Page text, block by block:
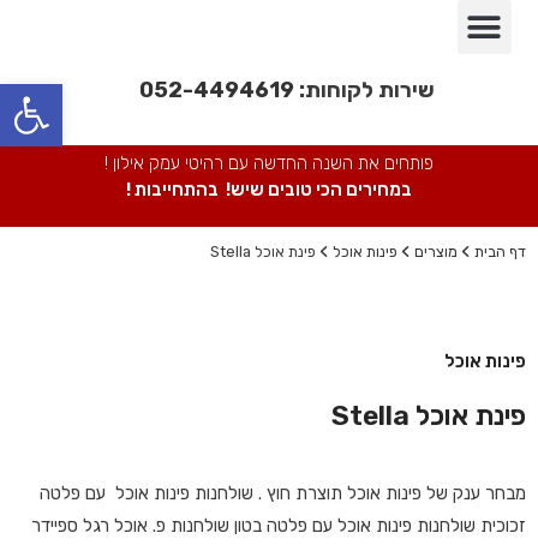
שירות לקוחות: 052-4494619
פותחים את השנה החדשה עם רהיטי עמק אילון !
במחירים הכי טובים שיש! בהתחייבות !
דף הבית מוצרים פינות אוכל פינת אוכל Stella
פינות אוכל
פינת אוכל Stella
מבחר ענק של פינות אוכל תוצרת חוץ . שולחנות פינות אוכל עם פלטה
זכוכית שולחנות פינות אוכל עם פלטה בטון שולחנות פ. אוכל רגל ספיידר
פתח סרגל נגישות